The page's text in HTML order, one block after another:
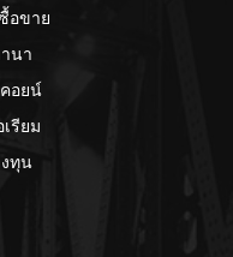
อขาย
นา
อยน์
รียม
ทุน